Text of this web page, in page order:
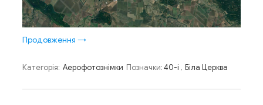
Продовження →
Категорія: Аерофотознімки Позначки:40-і , Біла Церква